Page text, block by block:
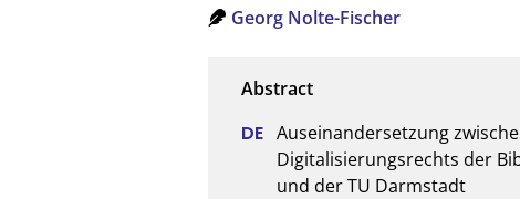
Georg Nolte-Fischer
Auseinandersetzung
Digitalisierungsrechts der
und der TU Darmstadt